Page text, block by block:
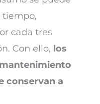
tiempo,
cada tres
Con ello, los
conservan a